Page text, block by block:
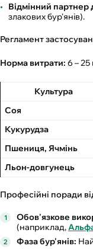
Відмінний партнер
злакових бур'янів).
Регламент
Норма витрати: 6 – 25
Культура
Соя
Кукурудза
Пшениця, Ячмінь
Льон-довгунець
Професійні поради
Обов'язкове
(наприклад,
Фаза бур'янів: